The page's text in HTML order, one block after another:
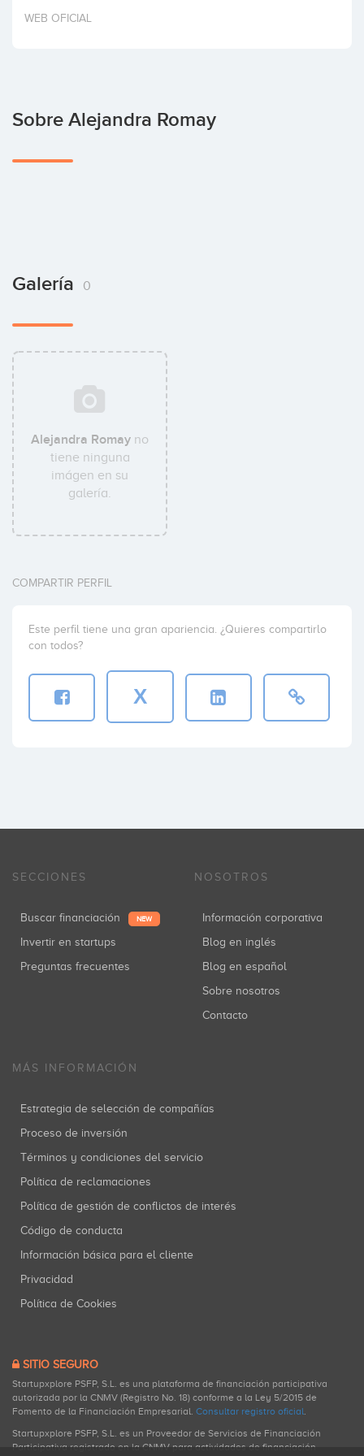
Invertir
WEB OFICIAL
Sobre Alejandra Romay
Galería 0
Alejandra Romay no
tiene ninguna
imágen en su
galería.
COMPARTIR PERFIL
Este perfil tiene una gran apariencia. ¿Quieres compartirlo
con todos?
X
SECCIONES
Buscar financiación NEW
Invertir en startups
Preguntas frecuentes
NOSOTROS
Información corporativa
Blog en inglés
Blog en español
Sobre nosotros
Contacto
MÁS INFORMACIÓN
Estrategia de selección de compañías
Proceso de inversión
Términos y condiciones del servicio
Política de reclamaciones
Política de gestión de conflictos de interés
Código de conducta
Información básica para el cliente
Privacidad
Política de Cookies
SITIO SEGURO
Startupxplore PSFP, S.L. es una plataforma de financiación participativa
autorizada por la CNMV (Registro No. 18) conforme a la Ley 5/2015 de
Fomento de la Financiación Empresarial. Consultar registro oficial.
Startupxplore PSFP, S.L. es un Proveedor de Servicios de Financiación
Participativa registrado en la CNMV para actividades de financiación